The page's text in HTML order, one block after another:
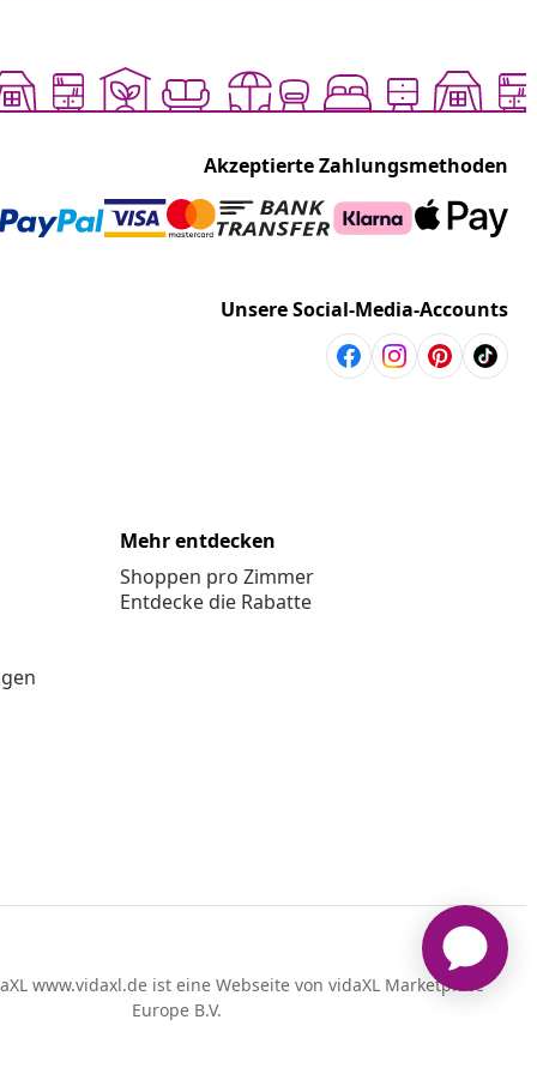
Akzeptierte Zahlungsmethoden
Unsere Social-Media-Accounts
Mehr entdecken
Shoppen pro Zimmer
Entdecke die Rabatte
www.vidaxl.de ist eine Webseite von vidaXL Marketplace
Europe B.V.